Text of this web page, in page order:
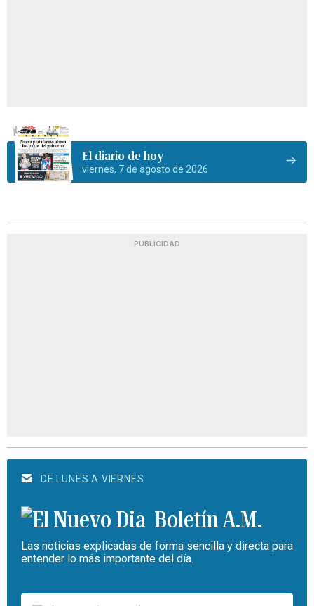
El diario de hoy
viernes, 7 de agosto de 2026
PUBLICIDAD
DE LUNES A VIERNES
Boletín A.M.
Las noticias explicadas de forma sencilla y directa para
entender lo más importante del día.